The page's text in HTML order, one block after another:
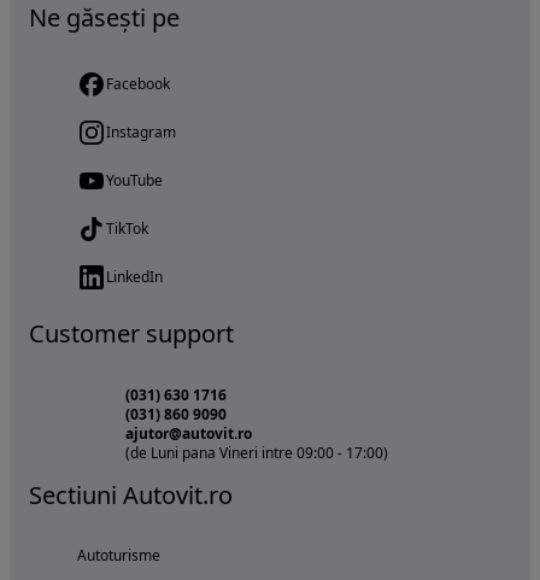
Ne găsești pe
Facebook
Instagram
YouTube
TikTok
LinkedIn
Customer support
(031) 630 1716
(031) 860 9090
ajutor@autovit.ro
(de Luni pana Vineri intre 09:00 - 17:00)
Sectiuni Autovit.ro
Autoturisme